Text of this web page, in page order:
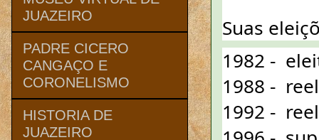
Suas
1982 -
1988 -
1992 -
JUAZEIRO
PADRE CICERO
CANGAÇO E
CORONELISMO
HISTORIA DE
JUAZEIRO